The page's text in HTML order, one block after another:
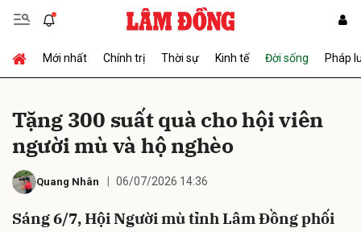
Mới nhất Chính trị Thời sự Kinh tế Đời sống Pháp
Tặng 300 suất quà cho hội viên
người mù và hộ nghèo
Quang Nhân 06/07/2026 14:36
Sáng 6/7, Hội Người mù tỉnh Lâm Đồng phối
Gửi bình luận